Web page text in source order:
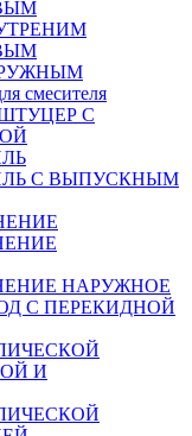
смесителя
С
С ВЫПУСКНЫМ
НАРУЖНОЕ
С ПЕРЕКИДНОЙ
И